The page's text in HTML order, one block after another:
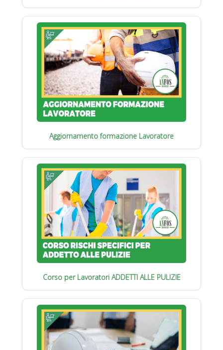
Aggiornamento formazione Lavoratore
Corso per Lavoratori ADDETTI ALLE PULIZIE